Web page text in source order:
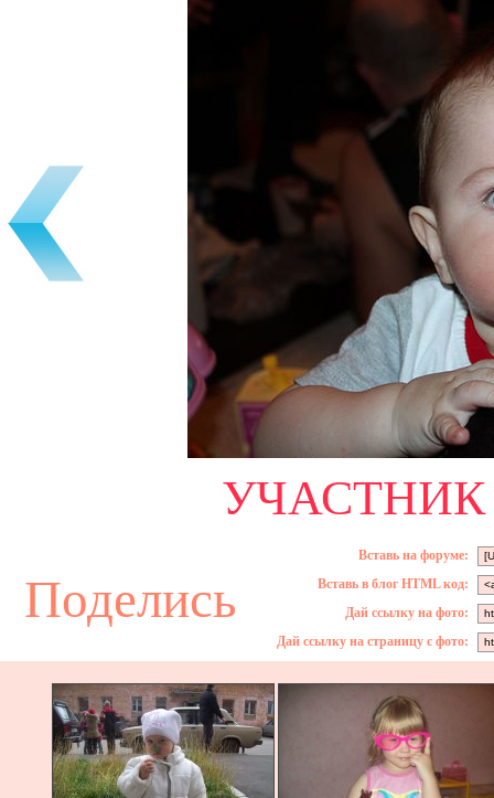
УЧАСТНИК
Поделись
Вставь на форуме:
Вставь в блог HTML код:
Дай ссылку на фото:
Дай ссылку на страницу с фото: